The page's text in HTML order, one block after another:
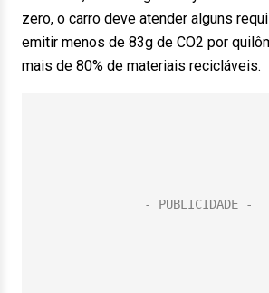
zero, o carro deve atender alguns
emitir menos de 83g de CO2 por
mais de 80% de materiais recicláveis.